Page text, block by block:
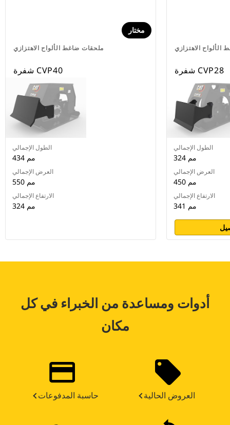
ملحقات ضاغط الألواح الاهتزازي
مختار
شفرة CVP40
الطول الإجمالي
434 مم
العرض الإجمالي
550 مم
الارتفاع الإجمالي
324 مم
الاهتزازي
شفرة CVP28
الطول الإجمالي
324 مم
العرض الإجمالي
450 مم
الارتفاع الإجمالي
341 مم
أدوات ومساعدة من الخبراء في كل
مكان
حاسبة المدفوعات العروض الحالية